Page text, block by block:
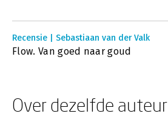
Recensie | Sebastiaan van der Valk
Flow. Van goed naar goud
Over dezelfde auteur